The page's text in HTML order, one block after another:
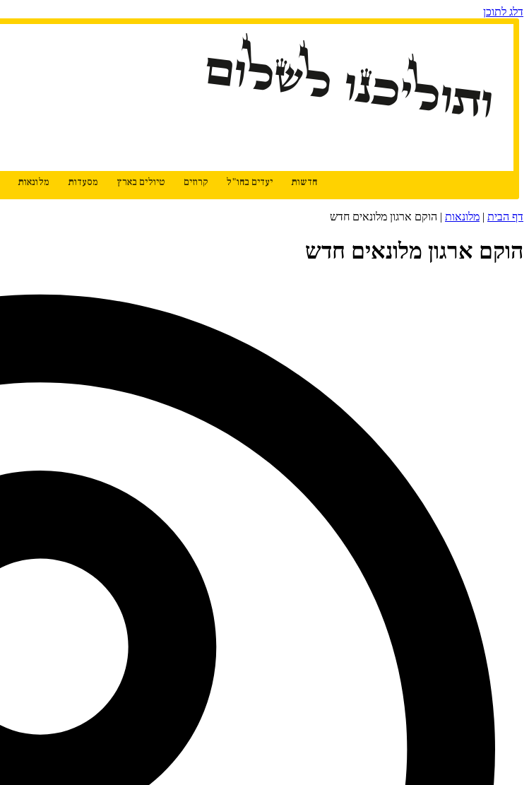
דלג לתוכן
ותוליכנו לשלום
חדשות יעדים בחו"ל קרוזים טיולים בארץ מסעדות מלונאות
דף הבית | מלונאות | הוקם ארגון מלונאים חדש
הוקם ארגון מלונאים חדש